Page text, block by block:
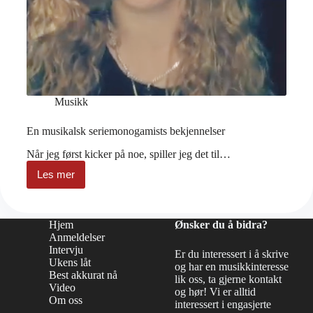
Musikk
En musikalsk seriemonogamists bekjennelser
Når jeg først kicker på noe, spiller jeg det til…
Les mer
En
musikalsk
Hjem
Anmeldelser
Intervju
Ukens låt
Best akkurat nå
Video
Om oss
Ønsker du å bidra?
Er du interessert i å skrive
og har en musikkinteresse
lik oss, ta gjerne kontakt
og hør! Vi er alltid
interessert i engasjerte